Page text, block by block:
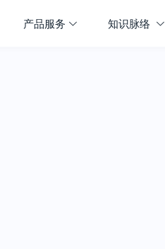
产品服务 知识脉络